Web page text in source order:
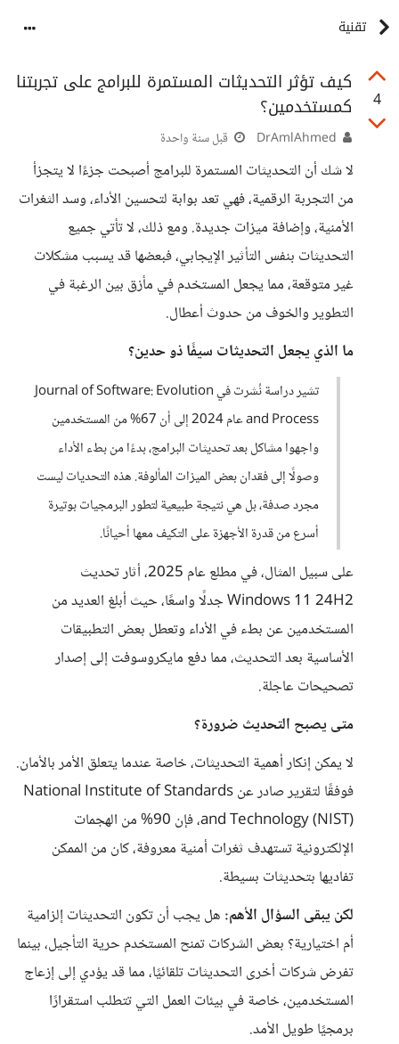
تقنية
4
كيف تؤثر التحديثات المستمرة للبرامج على تجربتنا
كمستخدمين؟
قبل سنة واحدة
لا شك أن التحديثات المستمرة للبرامج أصبحت جزءًا لا يتجزأ
من التجربة الرقمية، فهي تعد بوابة لتحسين الأداء، وسد الثغرات
الأمنية، وإضافة ميزات جديدة. ومع ذلك، لا تأتي جميع
التحديثات بنفس التأثير الإيجابي، فبعضها قد يسبب مشكلات
غير متوقعة، مما يجعل المستخدم في مأزق بين الرغبة في
التطوير والخوف من حدوث أعطال.
ما الذي يجعل التحديثات سيفًا ذو حدين؟
تشير دراسة نُشرت في Journal of Software: Evolution
and Process عام 2024 إلى أن 67% من المستخدمين
واجهوا مشاكل بعد تحديثات البرامج، بدءًا من بطء الأداء
وصولًا إلى فقدان بعض الميزات المألوفة. هذه التحديات ليست
مجرد صدفة، بل هي نتيجة طبيعية لتطور البرمجيات بوتيرة
أسرع من قدرة الأجهزة على التكيف معها أحيانًا.
على سبيل المثال، في مطلع عام 2025، أثار تحديث
Windows 11 24H2 جدلًا واسعًا، حيث أبلغ العديد من
المستخدمين عن بطء في الأداء وتعطل بعض التطبيقات
الأساسية بعد التحديث، مما دفع مايكروسوفت إلى إصدار
تصحيحات عاجلة.
متى يصبح التحديث ضرورة؟
لا يمكن إنكار أهمية التحديثات، خاصة عندما يتعلق الأمر بالأمان.
فوفقًا لتقرير صادر عن National Institute of Standards
and Technology (NIST)، فإن 90% من الهجمات
الإلكترونية تستهدف ثغرات أمنية معروفة، كان من الممكن
تفاديها بتحديثات بسيطة.
لكن يبقى السؤال الأهم: هل يجب أن تكون التحديثات إلزامية
أم اختيارية؟ بعض الشركات تمنح المستخدم حرية التأجيل، بينما
تفرض شركات أخرى التحديثات تلقائيًا، مما قد يؤدي إلى إزعاج
المستخدمين، خاصة في بيئات العمل التي تتطلب استقرارًا
برمجيًا طويل الأمد.